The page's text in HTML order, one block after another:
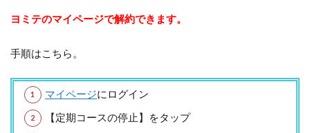
ヨミテのマイページで解約できます。
手順はこちら。
マイページにログイン
【定期コースの停止】をタップ